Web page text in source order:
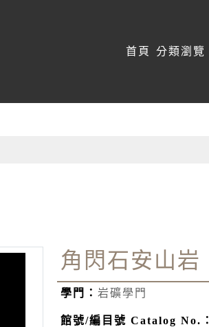
首頁 分類瀏覽
角閃石安山岩
學門： 岩礦學門
館號/編目號 Catalog No.：